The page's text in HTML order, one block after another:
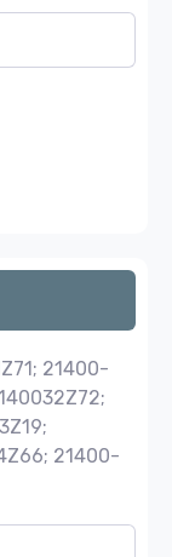
21400-
21400-